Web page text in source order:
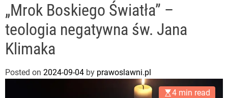
„Mrok Boskiego Światła” –
teologia negatywna św. Jana
Klimaka
Posted on 2024-09-04 by prawoslawni.pl
4 min read